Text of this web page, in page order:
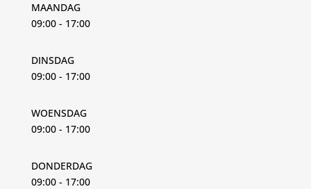
MAANDAG
09:00 - 17:00
DINSDAG
09:00 - 17:00
WOENSDAG
09:00 - 17:00
DONDERDAG
09:00 - 17:00